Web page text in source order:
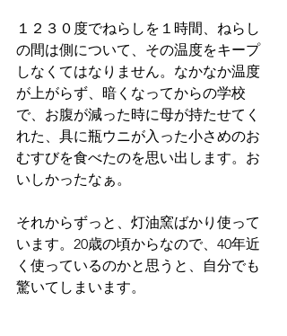
１２３０度でねらしを１時間、ねらし
の間は側について、その温度をキープ
しなくてはなりません。なかなか温度
が上がらず、暗くなってからの学校
で、お腹が減った時に母が持たせてく
れた、具に瓶ウニが入った小さめのお
むすびを食べたのを思い出します。お
いしかったなぁ。
それからずっと、灯油窯ばかり使って
います。20歳の頃からなので、40年近
く使っているのかと思うと、自分でも
驚いてしまいます。